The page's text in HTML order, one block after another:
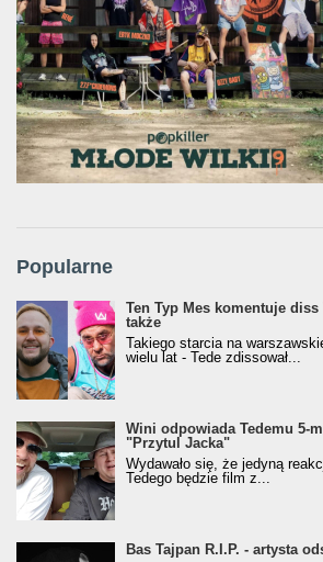
Popularne
Ten Typ Mes komentuje
także
Takiego starcia na
wielu lat - Tede zdissował...
Wini odpowiada Tedemu 5-
"Przytul Jacka"
Wydawało się, że jedyną
Tedego będzie film z...
Bas Tajpan R.I.P. - artysta